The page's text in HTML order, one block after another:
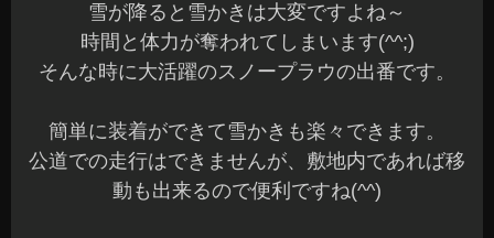
雪が降ると雪かきは大変ですよね～
時間と体力が奪われてしまいます(^^;)
そんな時に大活躍のスノープラウの出番です。
簡単に装着ができて雪かきも楽々できます。
公道での走行はできませんが、敷地内であれば移
動も出来るので便利ですね(^^)